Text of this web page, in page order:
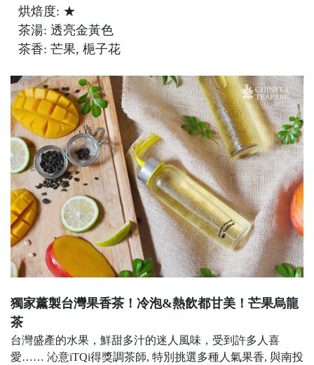
烘焙度: ★
茶湯: 透亮金黃色
茶香: 芒果, 梔子花
獨家薰製台灣果香茶！冷泡&熱飲都甘美！芒果烏龍
茶
台灣盛產的水果，鮮甜多汁的迷人風味，受到許多人喜
愛…… 沁意iTQi得獎調茶師, 特別挑選多種人氣果香, 與南投